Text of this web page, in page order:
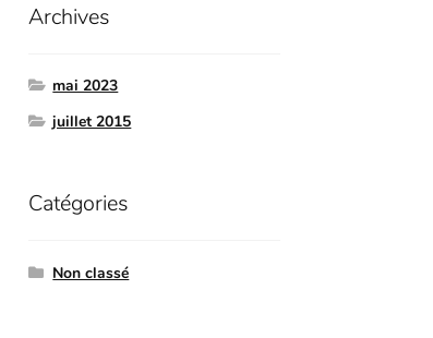
Archives
mai 2023
juillet 2015
Catégories
Non classé